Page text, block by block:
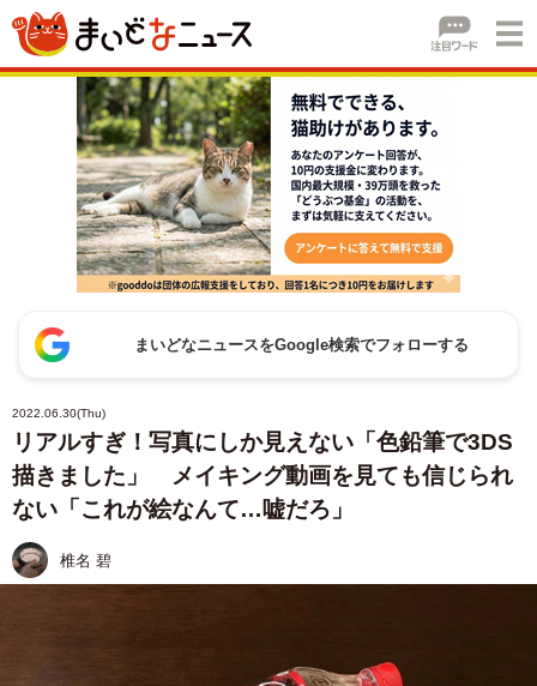
まいどなニュースをGoogle検索でフォローする
2022.06.30(Thu)
リアルすぎ！写真にしか見えない「色鉛筆で3DS
描きました」 メイキング動画を見ても信じられ
ない「これが絵なんて…嘘だろ」
椎名 碧